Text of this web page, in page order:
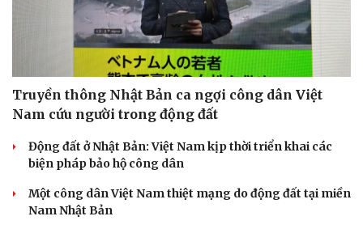
Truyền thông Nhật Bản ca ngợi công dân Việt
Nam cứu người trong động đất
Động đất ở Nhật Bản: Việt Nam kịp thời triển khai các
biện pháp bảo hộ công dân
Một công dân Việt Nam thiệt mạng do động đất tại miền
Nam Nhật Bản